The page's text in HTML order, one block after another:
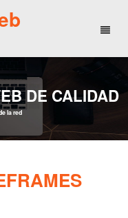
DE CALIDAD
la red